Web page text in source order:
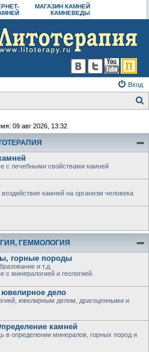
МАГАЗИН КАМНЕЙ
КАМНЕВЕДЫ
Вход
09 авг 2026, 13:32
с лечебными свойствами камней
камней на организм человека
ГЕММОЛОГИЯ
горные породы
и т.д.
минералогией и геологией.
дело
ювелирным делом, драгоценными и
камней
в определении минералов, горных пород и